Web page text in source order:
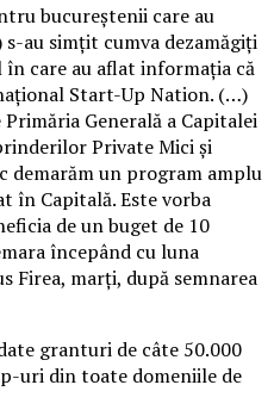
bucureştenii care au
au simţit cumva dezamăgiţi
care au aflat informaţia că
Start-Up Nation. (…)
Generală a Capitalei
Private Mici şi
demarăm un program amplu
în Capitală.Este vorba
de un buget de 10
începând cu luna
Firea, marţi, după semnarea
granturi de câte 50.000
uri din toate domeniile de